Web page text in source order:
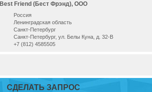
Best Friend (Бест Фрэнд), ООО
Россия
Ленинградская область
Санкт-Петербург
Санкт-Петербург, ул. Белы Куна, д. 32-В
+7 (812) 4585505
СДЕЛАТЬ ЗАПРОС